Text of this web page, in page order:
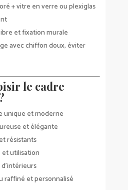
+ vitre en verre ou plexiglas
et fixation murale
avec chiffon doux, éviter
le cadre
unique et moderne
et élégante
résistants
et utilisation
raffiné et personnalisé